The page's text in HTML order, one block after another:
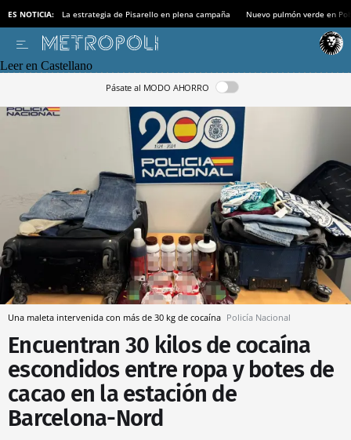
ES NOTICIA: La estrategia de Pisarello en plena campaña Nuevo pulmón verde en
Leer en Castellano
Pásate al MODO AHORRO
Una maleta intervenida con más de 30 kg de cocaína Policía Nacional
Encuentran 30 kilos de cocaína
escondidos entre ropa y botes de
cacao en la estación de
Barcelona-Nord